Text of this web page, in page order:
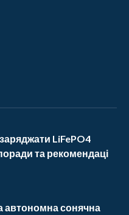
LiFePO4
та рекомендаці
автономна сонячна